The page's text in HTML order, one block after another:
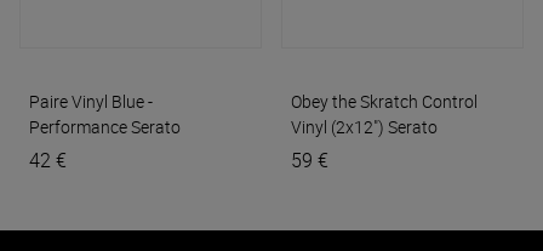
Paire Vinyl Blue -
PerformanceSerato
42 €
Obey the Skratch Control
Vinyl (2x12") Serato
59 €